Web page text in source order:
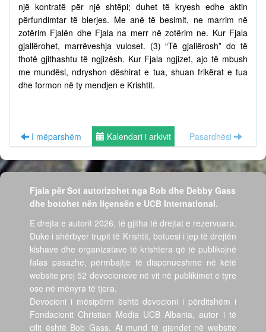
një kontratë për një shtëpi; duhet të kryesh edhe aktin
përfundimtar të blerjes. Me anë të besimit, ne marrim në
zotërim Fjalën dhe Fjala na merr në zotërim ne. Kur Fjala
gjallërohet, marrëveshja vuloset. (3) “Të gjallërosh” do të
thotë gjithashtu të ngjizësh. Kur Fjala ngjizet, ajo të mbush
me mundësi, ndryshon dëshirat e tua, shuan frikërat e tua
dhe formon në ty mendjen e Krishtit.
I mëparshëm Kalendari i arkivit Pasardhësi
Fjala për Sot autorizohet nga Bob dhe Debby Gass
dhe botohet nën liçensën e UCB International.
E drejta e autorit 2026, të gjitha të drejtat e rezervuara.
Duke i shërbyer trupit të Krishtit, botuesi i jep të drejtën
kishave dhe organizatave të krishtera që të publikojnë
falas pasazhe, përmbajtje të disponueshme në këtë
website prej 52 devocioneve në vit në publikimet e tyre
ose në mënyra të tjera.
Devocioni i mësipërm është devocioni i përditshëm i
Fondacionit Christian Media UCB Albania, autor i të
cilit është Bob Gass. Ai mund të gjendet në website